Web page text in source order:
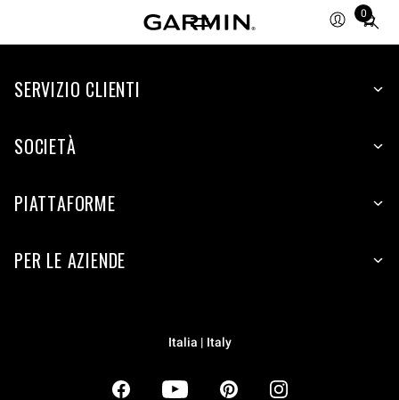
0
Total
items
cart:
SERVIZIO CLIENTI
SOCIETÀ
PIATTAFORME
PER LE AZIENDE
Italia | Italy